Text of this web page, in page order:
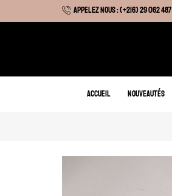
APPELEZ NOUS : (+216) 29 062 487
Hiver : Livraison gratuite sur tous nos articles
ACCUEIL NOUVEAUTÉS